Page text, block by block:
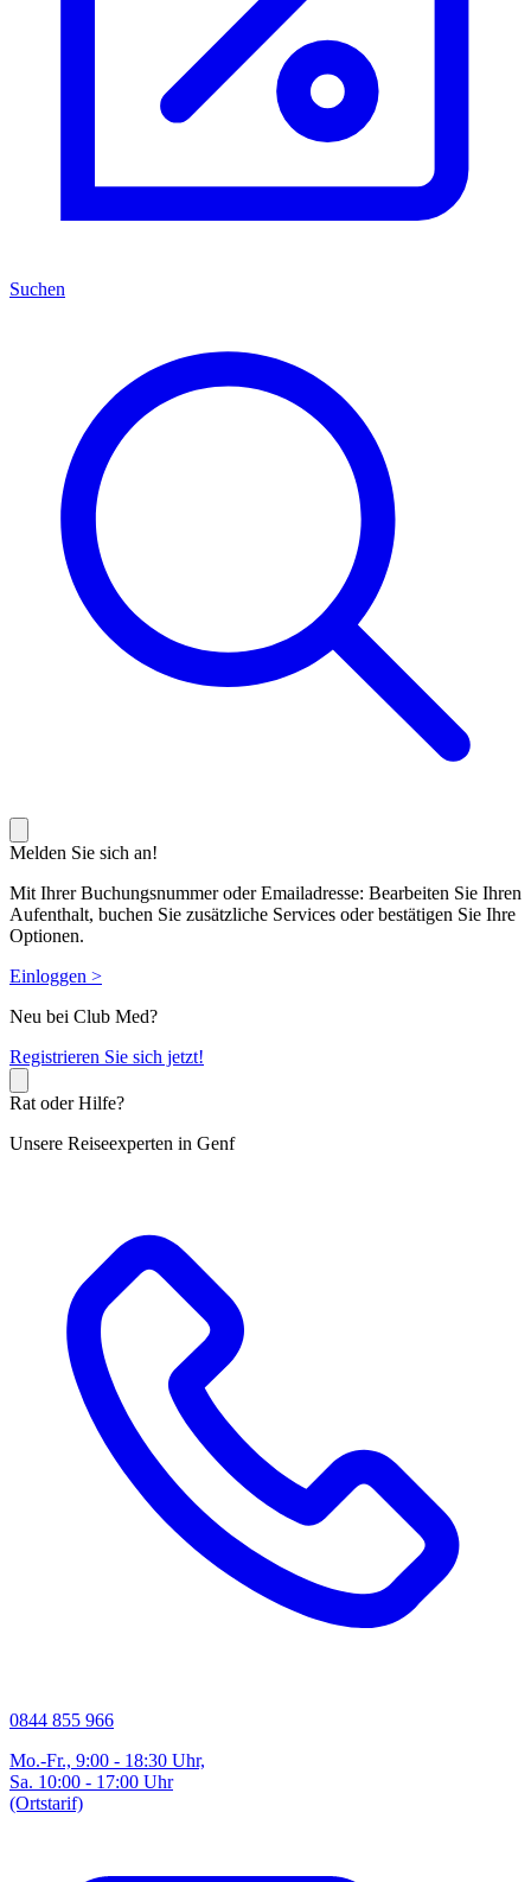
Suchen
Melden Sie sich an!
Mit Ihrer Buchungsnummer oder Emailadresse: Bearbeiten Sie Ihren
Aufenthalt, buchen Sie zusätzliche Services oder bestätigen Sie Ihre
Optionen.
Einloggen >
Neu bei Club Med?
Registrieren Sie sich jetzt!
Rat oder Hilfe?
Unsere Reiseexperten in Genf
0844 855 966
Mo.-Fr., 9:00 - 18:30 Uhr,
Sa. 10:00 - 17:00 Uhr
(Ortstarif)